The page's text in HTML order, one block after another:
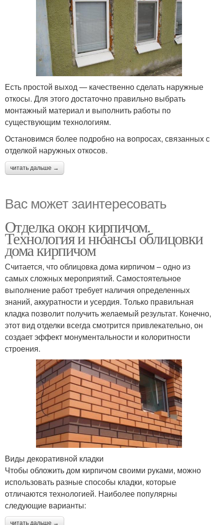
Есть простой выход — качественно сделать наружные
откосы. Для этого достаточно правильно выбрать
монтажный материал и выполнить работы по
существующим технологиям.
Остановимся более подробно на вопросах, связанных с
отделкой наружных откосов.
читать дальше →
Вас может заинтересовать
Отделка окон кирпичом.
Технология и нюансы облицовки
дома кирпичом
Считается, что облицовка дома кирпичом – одно из
самых сложных мероприятий. Самостоятельное
выполнение работ требует наличия определенных
знаний, аккуратности и усердия. Только правильная
кладка позволит получить желаемый результат. Конечно,
этот вид отделки всегда смотрится привлекательно, он
создает эффект монументальности и колоритности
строения.
Виды декоративной кладки
Чтобы обложить дом кирпичом своими руками, можно
использовать разные способы кладки, которые
отличаются технологией. Наиболее популярны
следующие варианты:
читать дальше →